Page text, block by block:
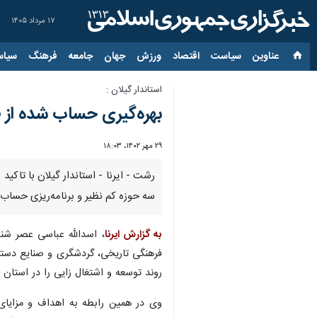
۱۷ مرداد ۱۴۰۵
عناوین‌ سیاست اقتصاد ورزش جهان جامعه فرهنگ
استاندار گیلان :
بهره‌گیری حساب شده
۲۹ مهر ۱۴۰۲، ۱۸:۰۳